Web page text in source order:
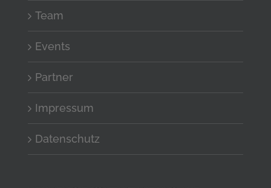
Team
Events
Partner
Impressum
Datenschutz